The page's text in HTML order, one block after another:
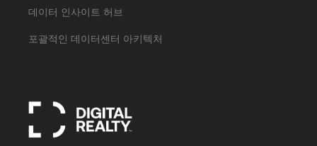
데이터 인사이트 허브
포괄적인 데이터센터 아키텍처